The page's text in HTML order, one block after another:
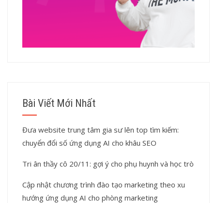
Bài Viết Mới Nhất
Đưa website trung tâm gia sư lên top tìm kiếm:
chuyển đổi số ứng dụng AI cho khâu SEO
Tri ân thầy cô 20/11: gợi ý cho phụ huynh và học trò
Cập nhật chương trình đào tạo marketing theo xu
hướng ứng dụng AI cho phòng marketing